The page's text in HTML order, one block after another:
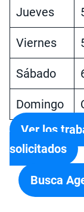
Jueves
Viernes
Sábado
Domingo
Ver los
solicitados
Busca